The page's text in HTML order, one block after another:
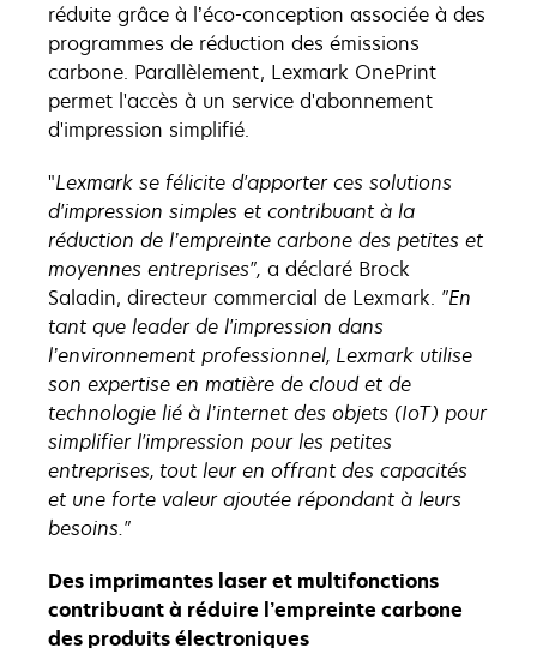
réduite grâce à l’éco-conception associée à des
programmes de réduction des émissions
carbone. Parallèlement, Lexmark OnePrint
permet l'accès à un service d'abonnement
d'impression simplifié.
"Lexmark se félicite d'apporter ces solutions
d'impression simples et contribuant à la
réduction de l’empreinte carbone des petites et
moyennes entreprises", a déclaré Brock
Saladin, directeur commercial de Lexmark. "En
tant que leader de l'impression dans
l’environnement professionnel, Lexmark utilise
son expertise en matière de cloud et de
technologie lié à l’internet des objets (IoT) pour
simplifier l'impression pour les petites
entreprises, tout leur en offrant des capacités
et une forte valeur ajoutée répondant à leurs
besoins."
Des imprimantes laser et multifonctions
contribuant à réduire l’empreinte carbone
des produits électroniques